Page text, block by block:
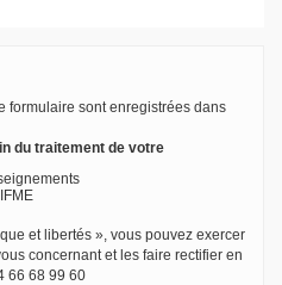
formulaire sont enregistrées dans
du traitement de votre
et libertés », vous pouvez exercer
concernant et les faire rectifier en
66 68 99 60